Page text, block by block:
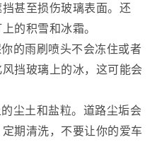
甚至损伤玻璃表面。还
的积雪和冰霜。
雨刷喷头不会冻住或者
挡玻璃上的冰，这可能会
土和盐粒。道路尘垢会
期清洗，不要让你的爱车